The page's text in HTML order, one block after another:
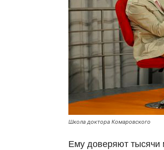
Школа доктора Комаровского
Ему доверяют тысячи